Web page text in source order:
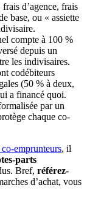
d’agence, frais
base, ou « assiette
compte à 100 %
depuis un
les indivisaires.
codébiteurs
(50 % à deux,
a financé quoi.
par un
chaque co-
emprunteurs, il
parts
Bref, référez-
d’achat, vous